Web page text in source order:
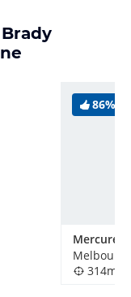
86%
314m